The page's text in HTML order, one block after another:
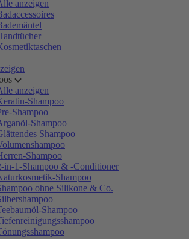
anzeigen
anzeigen
Shampoo
Shampoo
Shampoo
Shampoo
Shampoo
in-1-Shampoo & -Conditioner
Shampoo
ohne Silikone & Co.
Shampoo